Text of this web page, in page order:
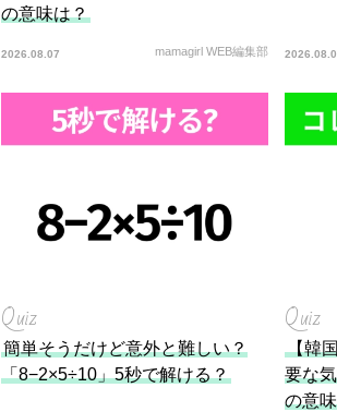
の意味は？
2026.08.07 mamagirl WEB編集部
Quiz
簡単そうだけど意外と難しい？
「8−2×5÷10」5秒で解ける？
Quiz
【韓
要な
の意